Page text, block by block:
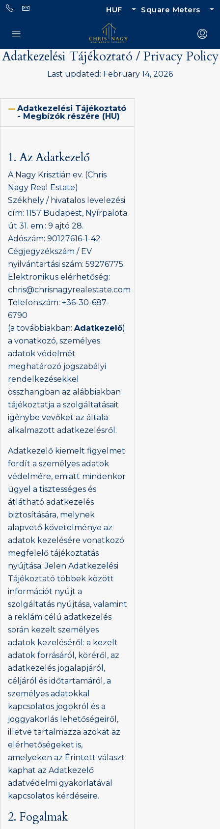
HUF Square Meters
Adatkezelési Tájékoztató / Privacy Policy
Last updated: February 14, 2026
Adatkezelési Tájékoztató
- Megbízók részére (HU)
1. Az Adatkezelő
A Nagy Krisztián ev. (Chris
Nagy Real Estate)
Székhely / hivatalos levelezési
cím: 1157 Budapest, Nyírpalota
út 31. em.: 9 ajtó 28.
Adószám: 90127616-1-42
Cégjegyzékszám / EV
nyilvántartási szám: 59276775
Elektronikus elérhetőség:
chris@chrisnagyrealestate.com
Telefonszám: +36-30-687-
6790
(a továbbiakban: Adatkezelő)
a vonatkozó, személyes
adatok védelmét
meghatározó jogszabályi
rendelkezésekkel
összhangban az alábbiakban
tájékoztatja a szolgáltatásait
igénybe vevőket az általa
alkalmazott adatkezelésről.
Adatkezelő kiemelt figyelmet
fordít a személyes adatok
védelmére, emiatt mindenkor
ügyel a tisztességes és
átlátható adatkezelés
biztosítására, melynek
alapvető követelménye az
adatok kezelésére vonatkozó
megfelelő tájékoztatás
nyújtása. Jelen Adatkezelési
Tájékoztató többek között
információt nyújt a
szolgáltatás nyújtása, valamint
a reklám célú adatkezelés
során kezelt személyes
adatok kezeléséről: a kezelt
adatok forrásáról, köréről, az
adatkezelés jogalapjáról,
céljáról és időtartamáról, a
személyes adatokkal
kapcsolatos jogokról és a
joggyakorlás lehetőségeiről,
illetve tartalmazza azokat az
elérhetőségeket is,
amelyeken az Érintett választ
kaphat az Adatkezelő
adatvédelmi gyakorlatával
kapcsolatos kérdéseire.
2. Fogalmak